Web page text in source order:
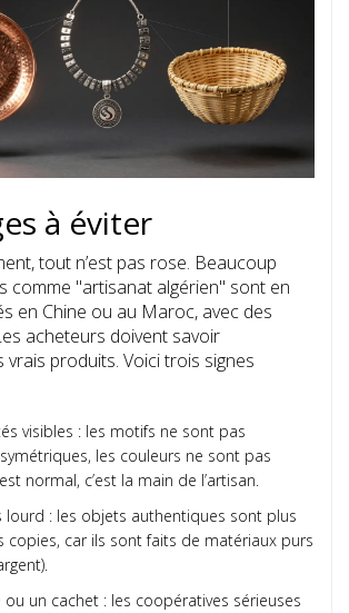
à éviter
tout n’est pas rose. Beaucoup
comme "artisanat algérien" sont en
en Chine ou au Maroc, avec des
acheteurs doivent savoir
vrais produits. Voici trois signes
visibles : les motifs ne sont pas
les couleurs ne sont pas
normal, c’est la main de l’artisan.
lourd : les objets authentiques sont plus
copies, car ils sont faits de matériaux purs
ou un cachet : les coopératives sérieuses